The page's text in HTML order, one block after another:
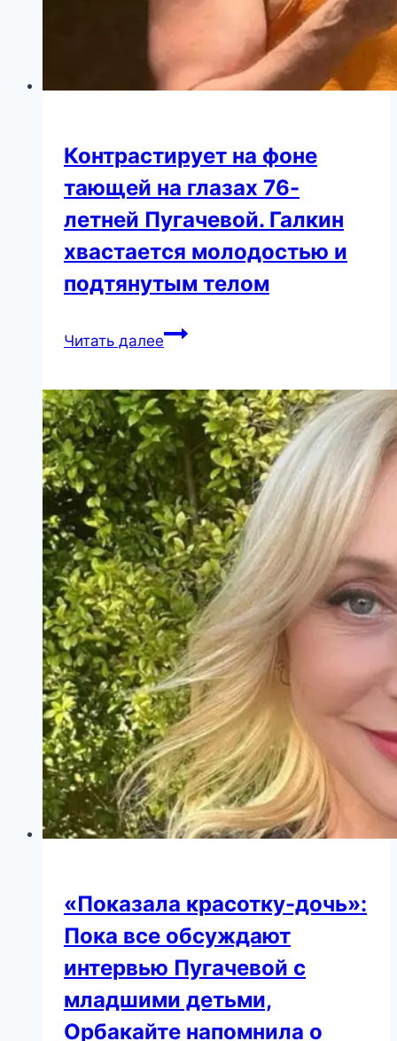
Контрастирует на фоне
тающей на глазах 76-
летней Пугачевой. Галкин
хвастается молодостью и
подтянутым телом
Читать далееКонтрастирует
тающей
на
глазах
76-
летней
Пугачевой.
Галкин
хвастается
молодостью
и
подтянутым
телом
«Показала красотку-дочь»:
Пока все обсуждают
интервью Пугачевой с
младшими детьми,
Орбакайте напомнила о